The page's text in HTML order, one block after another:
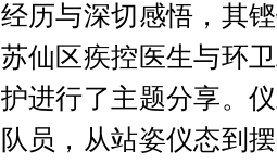
经历与深切感悟，其
苏仙区疾控医生与环
护进行了主题分享。
队员，从站姿仪态到